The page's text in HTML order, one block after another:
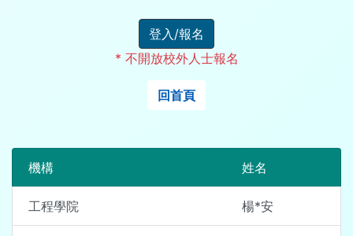
登入/報名
* 不開放校外人士報名
回首頁
機構 姓名
工程學院 楊*安